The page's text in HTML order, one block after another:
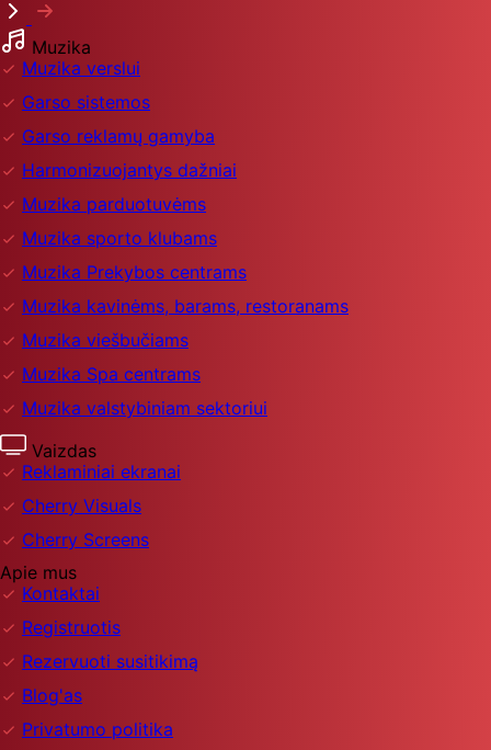
Muzika
Muzika verslui
Garso sistemos
Garso reklamų gamyba
Harmonizuojantys dažniai
Muzika parduotuvėms
Muzika sporto klubams
Muzika Prekybos centrams
Muzika kavinėms, barams, restoranams
Muzika viešbučiams
Muzika Spa centrams
Muzika valstybiniam sektoriui
Vaizdas
Reklaminiai ekranai
Cherry Visuals
Cherry Screens
Apie mus
Kontaktai
Registruotis
Rezervuoti susitikimą
Blog'as
Privatumo politika